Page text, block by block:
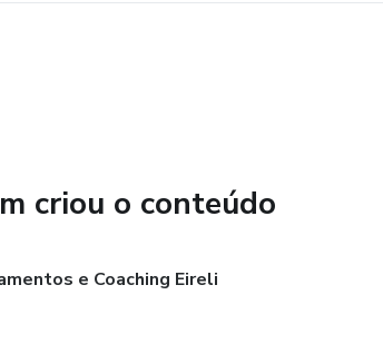
criou o conteúdo
e Coaching Eireli